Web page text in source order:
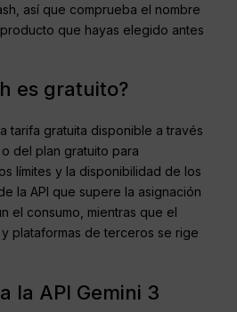
así que comprueba el nombre
que hayas elegido antes
es gratuito?
tarifa gratuita disponible a través
del plan gratuito para
límites y la disponibilidad de los
la API que supere la asignación
el consumo, mientras que el
plataformas de terceros se rige
la API Gemini 3